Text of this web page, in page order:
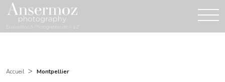
Exploration & Photographie de A à Z
Accueil > Montpellier